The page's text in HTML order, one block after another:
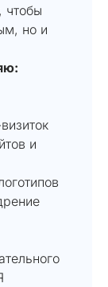
чтобы
но и
и